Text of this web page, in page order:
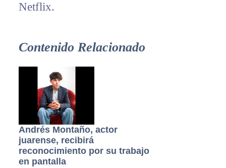
Netflix.
Contenido Relacionado
Andrés Montaño, actor
juarense, recibirá
reconocimiento por su trabajo
en pantalla